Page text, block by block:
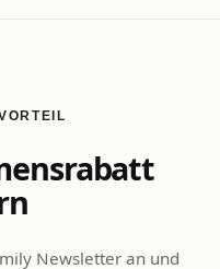
Newsletter an und